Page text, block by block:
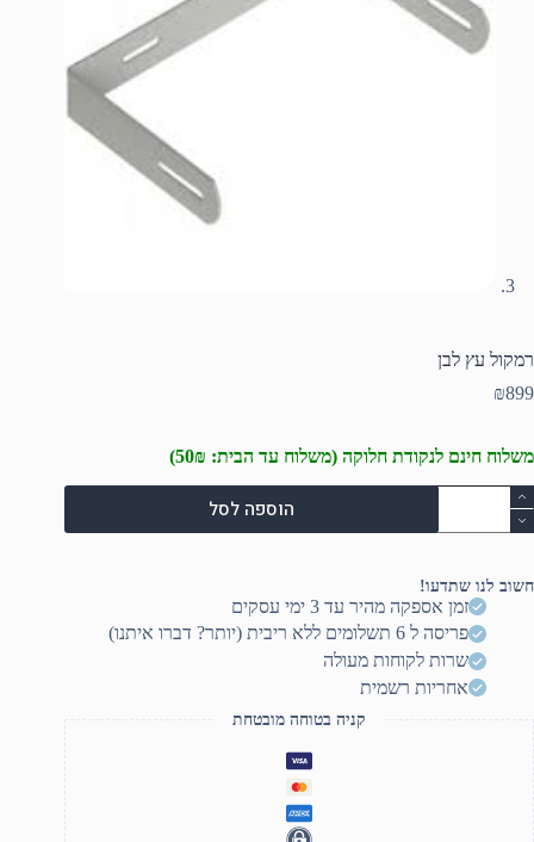
רמקול עץ לבן
₪899
משלוח חינם לנקודת חלוקה (משלוח עד הבית: 50₪)
כמות
של
רמקול
הוספה לסל
חשוב לנו שתדעו!
זמן אספקה מהיר עד 3 ימי עסקים
פריסה ל 6 תשלומים ללא ריבית (יותר? דברו איתנו)
שרות לקוחות מעולה
אחריות רשמית
קניה בטוחה מובטחת